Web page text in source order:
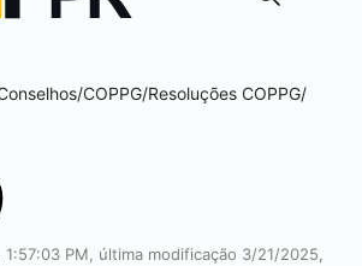
/COPPG/Resoluções COPPG/
PM, última modificação 3/21/2025,